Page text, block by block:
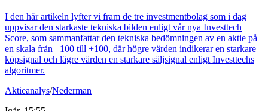
I den här artikeln lyfter vi fram de tre investmentbolag som i dag
uppvisar den starkaste tekniska bilden enligt vår nya Investtech
Score, som sammanfattar den tekniska bedömningen av en aktie på
en skala från –100 till +100, där högre värden indikerar en starkare
köpsignal och lägre värden en starkare säljsignal enligt Investtechs
algoritmer.
Aktieanalys/Nederman